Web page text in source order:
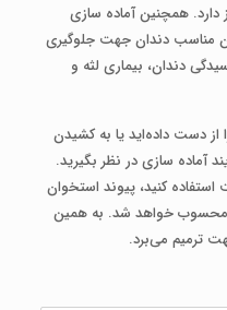
دارد. همچنین آماده سازی
مناسب دندان جهت جلوگیری
دندان، بیماری لثه و
از دست داده‌اید یا به کشیدن
آماده سازی در نظر بگیرید.
کنید، پیوند استخوان
محسوب خواهد شد. به همین
ترمیم می‌برد.